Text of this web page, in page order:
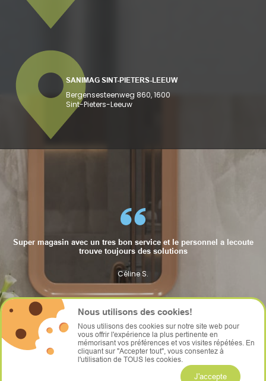
Nous utilisons des cookies!
Nous utilisons des cookies sur notre site web pour
vous offrir l'expérience la plus pertinente en
mémorisant vos préférences et vos visites répétées. En
cliquant sur "Accepter tout", vous consentez à
l'utilisation de TOUS les cookies.
J'accepte
SANIMAG SINT-PIETERS-LEEUW
Bergensesteenweg 860, 1600
Sint-Pieters-Leeuw
Céline S.
Super magasin avec un tres bon service et le personnel a lecoute
trouve toujours des solutions
Céline S.
Céline S.